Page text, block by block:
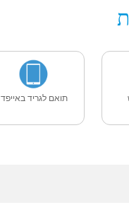
תואם לגריד באייפד